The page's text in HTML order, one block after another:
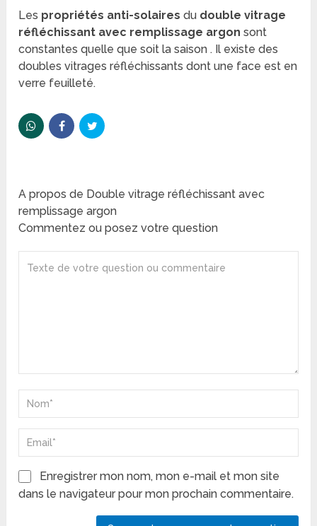
Les propriétés anti-solaires du double vitrage
réfléchissant avec remplissage argon sont
constantes quelle que soit la saison . Il existe des
doubles vitrages réfléchissants dont une face est en
verre feuilleté.
A propos de Double vitrage réfléchissant avec
remplissage argon
Commentez ou posez votre question
Enregistrer mon nom, mon e-mail et mon site
dans le navigateur pour mon prochain commentaire.